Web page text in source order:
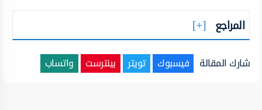
المراجع
شارك المقالة فيسبوك تويتر بينترست واتساب